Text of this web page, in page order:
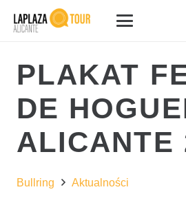
PLAKAT
DE
ALICANTE
Bullring Aktualności